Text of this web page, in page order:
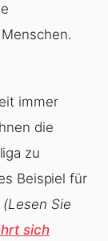
immer
die
zu
Beispiel für
(Lesen Sie
sich